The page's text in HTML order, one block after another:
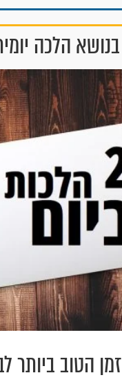
הלכה
הטוב ביותר